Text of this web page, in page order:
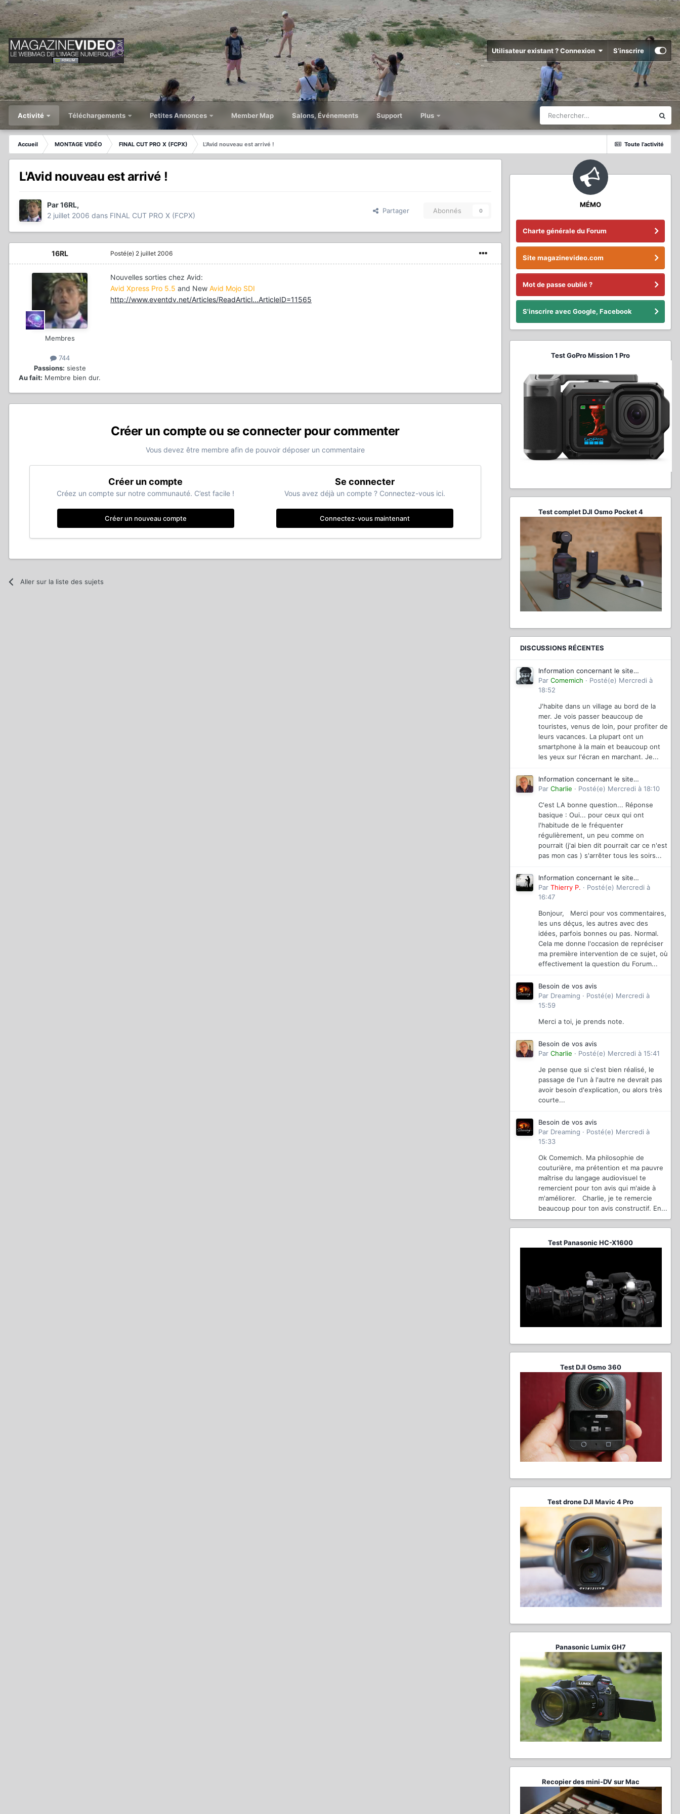
Utilisateur existant ? Connexion S’inscrire
Activité Téléchargements Petites Annonces Member Map Salons, Événements Support Plus
Toute l’activité
Accueil MONTAGE VIDÉO FINAL CUT PRO X (FCPX) L'Avid nouveau est arrivé !
L'Avid nouveau est arrivé !
Par16RL,
2 juillet 2006 dans FINAL CUT PRO X (FCPX)
Partager Abonnés 0
16RL
Membres
744
Passions: sieste
Au fait: Membre bien dur.
Posté(e) 2 juillet 2006
Nouvelles sorties chez Avid:
Avid Xpress Pro 5.5 and New Avid Mojo SDI
http://www.eventdv.net/Articles/ReadArticl...ArticleID=11565
Créer un compte ou se connecter pour commenter
Vous devez être membre afin de pouvoir déposer un commentaire
Créer un compte
Créez un compte sur notre communauté. C’est facile !
Créer un nouveau compte
Se connecter
Vous avez déjà un compte ? Connectez-vous ici.
Connectez-vous maintenant
Aller sur la liste des sujets
MÉMO
Charte générale du Forum
Site magazinevideo.com
Mot de passe oublié ?
S'inscrire avec Google, Facebook
Test GoPro Mission 1 Pro
Test complet DJI Osmo Pocket 4
DISCUSSIONS RÉCENTES
Information concernant le site
magazinevideo
Par Comemich · Posté(e) Mercredi à
18:52
J'habite dans un village au bord de la
mer. Je vois passer beaucoup de
touristes, venus de loin, pour profiter de
leurs vacances. La plupart ont un
smartphone à la main et beaucoup ont
les yeux sur l'écran en marchant. Je...
Information concernant le site
magazinevideo
Par Charlie · Posté(e) Mercredi à 18:10
C'est LA bonne question... Réponse
basique : Oui... pour ceux qui ont
l'habitude de le fréquenter
régulièrement, un peu comme on
pourrait (j'ai bien dit pourrait car ce n'est
pas mon cas ) s'arrêter tous les soirs...
Information concernant le site
magazinevideo
Par Thierry P. · Posté(e) Mercredi à
16:47
Bonjour, Merci pour vos commentaires,
les uns déçus, les autres avec des
idées, parfois bonnes ou pas. Normal.
Cela me donne l'occasion de repréciser
ma première intervention de ce sujet, où
effectivement la question du Forum...
Besoin de vos avis
Par Dreaming · Posté(e) Mercredi à
15:59
Merci a toi, je prends note.
Besoin de vos avis
Par Charlie · Posté(e) Mercredi à 15:41
Je pense que si c'est bien réalisé, le
passage de l'un à l'autre ne devrait pas
avoir besoin d'explication, ou alors très
courte...
Besoin de vos avis
Par Dreaming · Posté(e) Mercredi à
15:33
Ok Comemich. Ma philosophie de
couturière, ma prétention et ma pauvre
maîtrise du langage audiovisuel te
remercient pour ton avis qui m'aide à
m'améliorer. Charlie, je te remercie
beaucoup pour ton avis constructif. En...
Test Panasonic HC-X1600
Test DJI Osmo 360
Test drone DJI Mavic 4 Pro
Panasonic Lumix GH7
Recopier des mini-DV sur Mac